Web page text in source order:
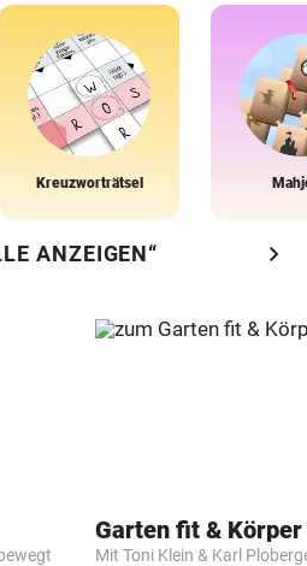
Kreuzworträtsel
ANZEIGEN“ chevron_right
Garten fit &
Mit Toni Klein & Karl